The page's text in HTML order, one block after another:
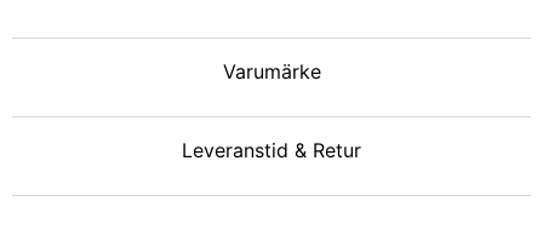
Varumärke
Leveranstid & Retur